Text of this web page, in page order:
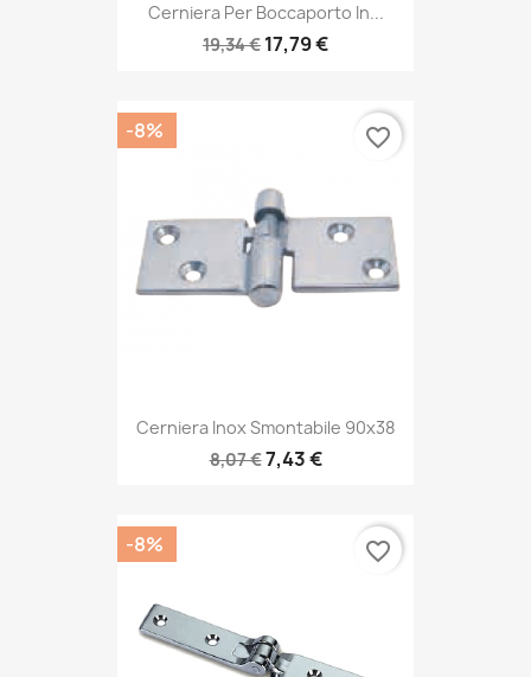
Cerniera Per Boccaporto In...
19,34 € 17,79 €
Cerniera Inox Smontabile 90x38
8,07 €7,43 €
-8% favorite_border
-8% favorite_border